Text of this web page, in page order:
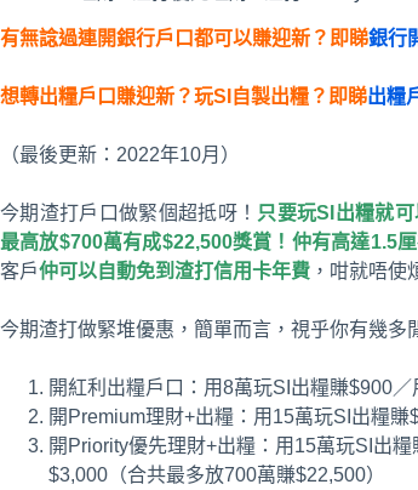
有無諗過連開銀行戶口都可以賺迎新？即睇銀行
想轉出糧戶口賺迎新？玩SI自製出糧？即睇出糧
（最後更新：2022年10月）
今期渣打戶口做緊個超抵呀！ 只要玩SI出糧就
最高放$700萬有成$22,500獎賞！仲有高達1.5厘
客戶仲可以自動免到渣打信用卡年費 ，咁就唔使
今期渣打做緊堆優惠，簡單而言，視乎你有幾多
開紅利出糧戶口：用8萬玩SI出糧賺$900
開Premium理財+出糧：用15萬玩SI出糧
開Priority優先理財+出糧：用15萬玩SI出
$3,000（合共最多放700萬賺$22,500）